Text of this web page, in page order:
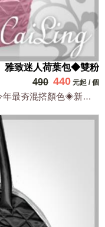
雅致迷人荷葉包◆雙粉
490 440 元起 /個
◈最甜美荷葉包造型◈今年最夯混撘顏色◈新款日韓同步流行◈設計出眾網路獨家